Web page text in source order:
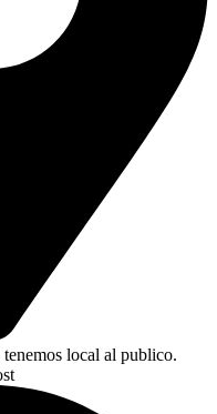
local al publico.